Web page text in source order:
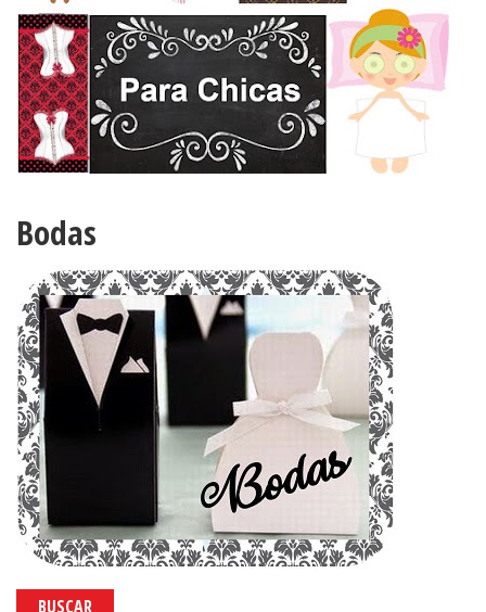
Bodas
BUSCAR